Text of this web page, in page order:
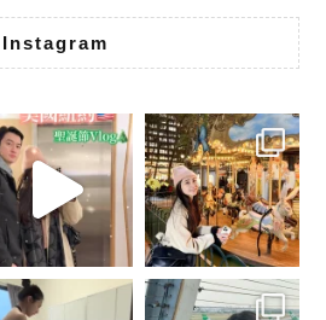
Instagram